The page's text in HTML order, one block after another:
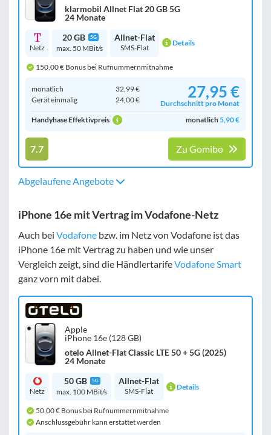
klarmobil Allnet Flat 20 GB 5G
24 Monate
Netz
20 GB 5G
max. 50 MBit/s
Allnet-Flat
SMS-Flat Details
150,00 € Bonus bei Rufnummernmitnahme
monatlich
32,99 €
Gerät einmalig
24,00 € 27,95 €
Durchschnitt pro Monat
Handyhase Effektivpreis
monatlich5,90 €
7.7 Zu Gomibo
Abgelaufene Angebote
iPhone 16e mit Vertrag im Vodafone-Netz
Auch bei Vodafone bzw. im Netz von Vodafone ist das
iPhone 16e mit Vertrag zu haben und wie unser
Vergleich zeigt, sind die HändlertarifeVodafone Smart
ganz vorn mit dabei.
Apple
iPhone 16e (128 GB)
otelo Allnet-Flat Classic LTE 50 + 5G (2025)
24 Monate
Netz
50 GB 5G
max. 100 MBit/s
Allnet-Flat
SMS-Flat Details
50,00 € Bonus bei Rufnummernmitnahme
Anschlussgebühr kann erstattet werden